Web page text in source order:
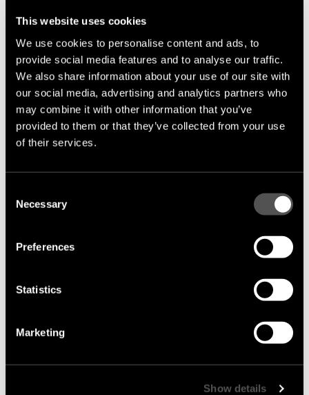
This website uses cookies
We use cookies to personalise content and ads, to
provide social media features and to analyse our traffic.
We also share information about your use of our site with
our social media, advertising and analytics partners who
may combine it with other information that you’ve
provided to them or that they’ve collected from your use
of their services.
Selection
Necessary
Preferences
Statistics
Marketing
Show details
soluciones no convencionales, ecológicas y naturales.
Por ello, si busca una solución duradera, ecológica,
natural y de bajo mantenimiento para los elementos
de su vivienda, nuestros productos son la elección
adecuada.
¿Es la madera quemada mejor que la
madera convencional?
Las tablas de madera convencionales generalmente
madera quemada tras su tratamientose recubre
perjudica su salud. Además de este importante
Resistencia al fuego
. La madera quemada se
convencionales, por lo que resulta más segura.
. Su apariencia cambia: la madera se
más sólido y sofisticado.
. El revestimiento de fachada o
tarimas de terraza de madera quemada
utilizadas en exteriores no requieren